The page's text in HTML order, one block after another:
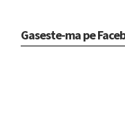
Gaseste-ma pe